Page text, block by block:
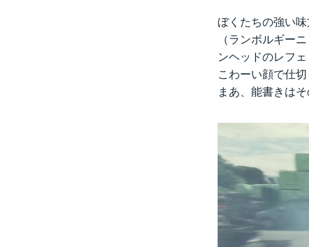
ぼくたちの強い
（ランボルギー
ンヘッドのレフ
こわーい顔で仕切
まあ、能書きは